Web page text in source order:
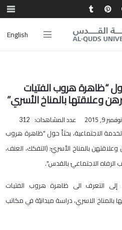
English
“ظاهرة هروب الفتيات
وعلاقتها بالمناخ الأسري”
نوفمبر 9, 2015 عدد المشاهدات: 312
الاجتماعية، بحثاً حول "ظاهرة هروب
بالمناخ الأسريّ: (التفكك، العنف،
الرفاه الاجتماعيّ بالقدس".
التعرف الى ظاهرة هروب الفتيات
بالمناخ الاسري، دراسة ميدانيّة في مكاتب